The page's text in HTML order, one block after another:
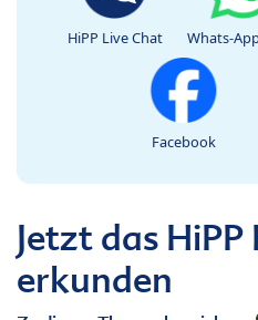
HiPP Live Chat Whats-
Facebook
Jetzt das HiPP
erkunden